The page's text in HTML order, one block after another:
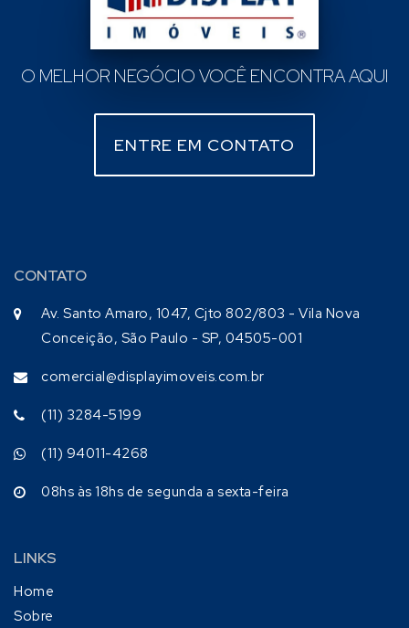
O MELHOR NEGÓCIO VOCÊ ENCONTRA AQUI
ENTRE EM CONTATO
CONTATO
Av. Santo Amaro, 1047, Cjto 802/803 - Vila Nova
Conceição, São Paulo - SP, 04505-001
comercial@displayimoveis.com.br
(11) 3284-5199
(11) 94011-4268
08hs às 18hs de segunda a sexta-feira
LINKS
Home
Sobre